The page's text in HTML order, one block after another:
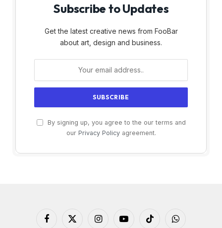
Subscribe to Updates
Get the latest creative news from FooBar
about art, design and business.
By signing up, you agree to the our terms and
our Privacy Policyagreement.
Facebook
X InstagramYouTubeTikTok WhatsApp